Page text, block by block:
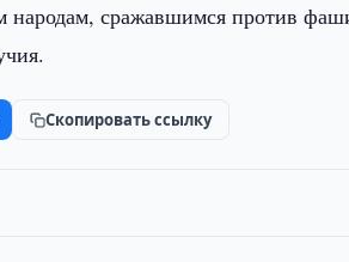
народам, сражавшимся против
Скопировать ссылку